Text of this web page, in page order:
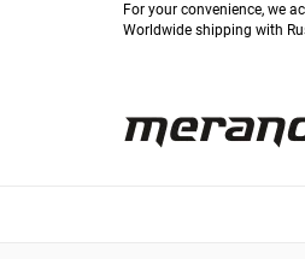
For your convenience, we
Worldwide shipping with